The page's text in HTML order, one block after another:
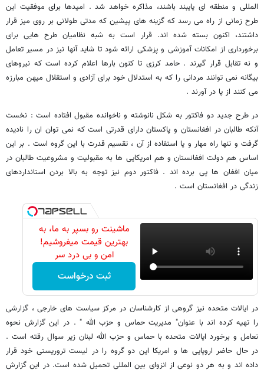
المللی و منطقه ای پایبند باشند، مذاکره خواهد شد . امیدها برای موفقیت این
طرح زمانی از راه می رسد که گزینه های پیشین که مدتی طولانی بر روی میز قرار
داشتند، اکنون بسته شده اند. قرار است به شبه نظامیان طرح هایی برای
برخورداری از امکانات آموزشی و پزشکی ارائه شود تا شاید آنها نیز در مسیر تعامل
و نه تقابل قرار گیرند . حامد کرزی تا کنون بارها اعلام کرده است که نیروهای
بیگانه نمی توانند مردانی را که به استدلال خود برای آزادی و استقلال میهن مبارزه
می کنند از پا در آورند .
در طرح جدید دو فاکتور به شکل نانوشته و ناخوانده مقبول افتاده است : نخست
آنکه طالبان در افغانستان و پاکستان دارای قدرتی است که نمی توان ان را نادیده
گرفت و تنها راه مهار و یا استفاده از آن ، تقسیم قدرت با این گروه است . بر این
اساس هم دولت افغانستان و هم امریکایی ها به مقبولیت و مشروعیت طالبان در
میان افغان ها پی برده اند . فاکتور دوم نیز توجه به بالا بردن استانداردهای
زندگی در افغانستان است .
ماشینت رو بسپر به ما، به
بهترین قیمت میفروشیم!
امن و بی درد سر
ثبت درخواست
در ایالات متحده نیز گروهی از کارشناسان در مرکز سیاست های خارجی ، گزارشی
را تهیه کرده اند با عنوان" مدیریت حماس و حزب الله " . در این گزارش نحوه
تعامل و برخورد ایالات متحده با حماس و حزب الله لبنان زیر سوال رقته است .
در حال حاضر اروپایی ها و امریکا این دو گروه را در لیست تروریستی خود قرار
داده اند و به هر دو نوعی از انزوای بین المللی تحمیل شده است. در این گزارش